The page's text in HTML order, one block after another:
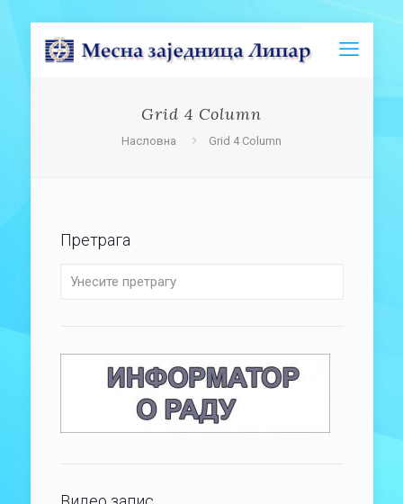
Grid 4 Column
Насловна Grid 4 Column
Претрага